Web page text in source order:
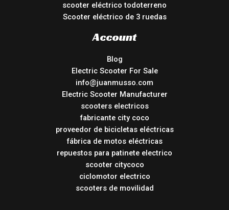
scooter eléctrico todoterreno
Scooter eléctrico de 3 ruedas
Account
Blog
Electric Scooter For Sale
info@juanmusso.com
Electric Scooter Manufacturer
scooters electricos
fabricante city coco
proveedor de bicicletas eléctricas
fábrica de motos eléctricas
repuestos para patinete electrico
scooter citycoco
ciclomotor electrico
scooters de movilidad